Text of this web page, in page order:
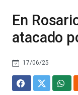
En
atacado
17/06/25